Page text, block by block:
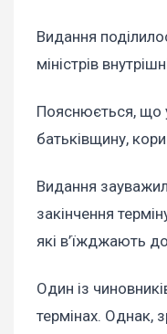
Видання
міністрів
Пояснюється, що
батьківщину,
Видання
закінчення
які в’їжджають
Один із
термінах. Однак,